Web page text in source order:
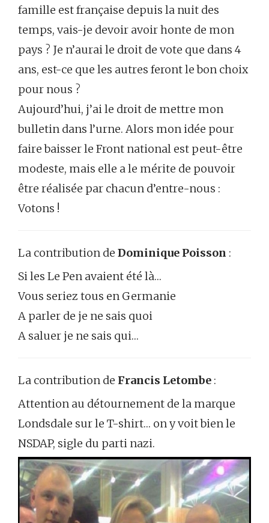
famille est française depuis la nuit des
temps, vais-je devoir avoir honte de mon
pays ? Je n’aurai le droit de vote que dans 4
ans, est-ce que les autres feront le bon choix
pour nous ?
Aujourd’hui, j’ai le droit de mettre mon
bulletin dans l’urne. Alors mon idée pour
faire baisser le Front national est peut-être
modeste, mais elle a le mérite de pouvoir
être réalisée par chacun d’entre-nous :
Votons !
La contribution de Dominique Poisson :
Si les Le Pen avaient été là…
Vous seriez tous en Germanie
A parler de je ne sais quoi
A saluer je ne sais qui…
La contribution de Francis Letombe :
Attention au détournement de la marque
Londsdale sur le T-shirt… on y voit bien le
NSDAP, sigle du parti nazi.